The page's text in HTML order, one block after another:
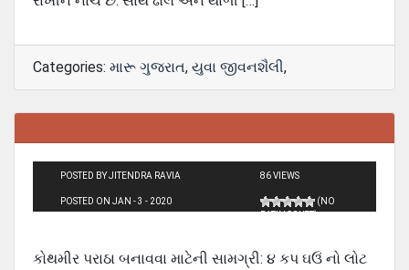
Categories: મારૂ ગુજરાત, યુવા જીવનશૈલી,
POSTED BY JITENDRA RAVIA
POSTED ON JAN - 3 - 2020
86 VIEWS
(NO
RATINGS YET)
કોથમીર પરાઠા બનાવવા માટેની સામગ્રી: ૪ કપ ઘઉં નો લોટ